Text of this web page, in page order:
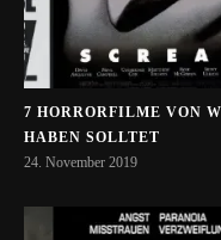
7 HORRORFILME VON
HABEN SOLLTET
24. November 2019